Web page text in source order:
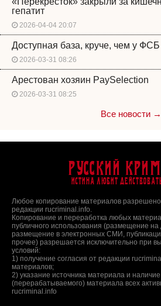
гепатит
2026-04-04 20:07
Доступная база, круче, чем у ФСБ
2026-03-31 08:26
Арестован хозяин PaySelection
2026-03-31 08:25
Все новости →
Русский
Истина любит
Любое копирование материалов разрешено
редакции rucriminal.info.
Копирование и переработка любых
публичного использования (размещение на
размещение в электронных СМИ,
прочее) разрешается исключительно при
условий:
1) получение согласия от редакции
материалов;
2) указание источника материала и
(перерабатываемого) материала всех
rucriminal.info